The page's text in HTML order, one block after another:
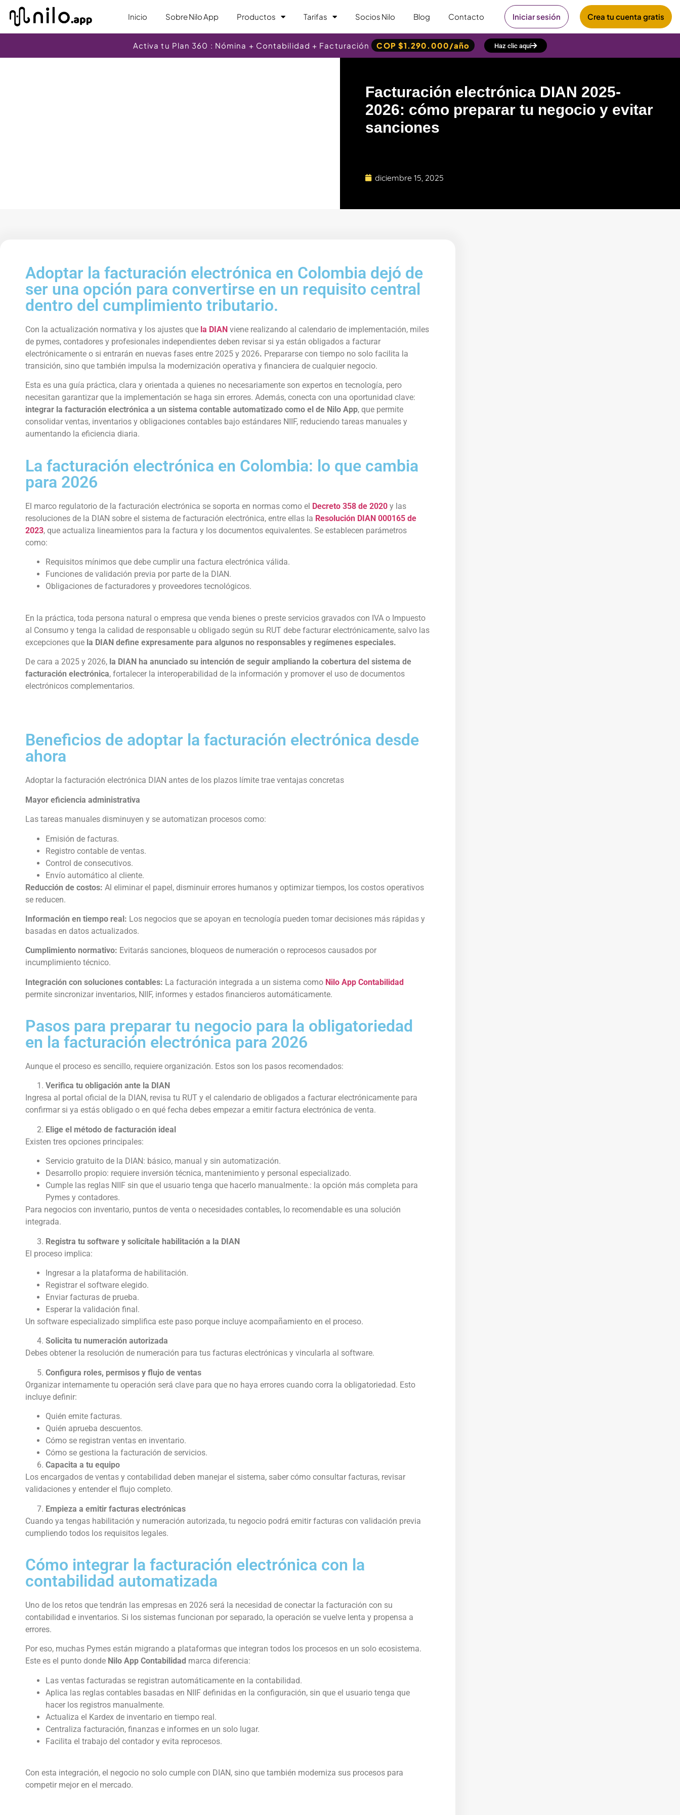
Inicio Sobre Nilo App Productos Tarifas Socios Nilo Blog Contacto Iniciar sesión Crea tu cuenta gratis
Activa tu Plan 360 : Nómina + Contabilidad + Facturación COP $1.290.000/año Haz clic aquí
Facturación electrónica DIAN 2025-
2026: cómo preparar tu negocio y evitar
sanciones
diciembre 15, 2025
Adoptar la facturación electrónica en Colombia dejó de
ser una opción para convertirse en un requisito central
dentro del cumplimiento tributario.
Con la actualización normativa y los ajustes que la DIAN viene realizando al calendario de implementación, miles
de pymes, contadores y profesionales independientes deben revisar si ya están obligados a facturar
electrónicamente o si entrarán en nuevas fases entre 2025 y 2026. Prepararse con tiempo no solo facilita la
transición, sino que también impulsa la modernización operativa y financiera de cualquier negocio.
Esta es una guía práctica, clara y orientada a quienes no necesariamente son expertos en tecnología, pero
necesitan garantizar que la implementación se haga sin errores. Además, conecta con una oportunidad clave:
integrar la facturación electrónica a un sistema contable automatizado como el de Nilo App, que permite
consolidar ventas, inventarios y obligaciones contables bajo estándares NIIF, reduciendo tareas manuales y
aumentando la eficiencia diaria.
La facturación electrónica en Colombia: lo que cambia
para 2026
El marco regulatorio de la facturación electrónica se soporta en normas como el Decreto 358 de 2020 y las
resoluciones de la DIAN sobre el sistema de facturación electrónica, entre ellas la Resolución DIAN 000165 de
2023, que actualiza lineamientos para la factura y los documentos equivalentes. Se establecen parámetros
como:
Requisitos mínimos que debe cumplir una factura electrónica válida.
Funciones de validación previa por parte de la DIAN.
Obligaciones de facturadores y proveedores tecnológicos.
En la práctica, toda persona natural o empresa que venda bienes o preste servicios gravados con IVA o Impuesto
al Consumo y tenga la calidad de responsable u obligado según su RUT debe facturar electrónicamente, salvo las
excepciones que la DIAN define expresamente para algunos no responsables y regímenes especiales.
De cara a 2025 y 2026, la DIAN ha anunciado su intención de seguir ampliando la cobertura del sistema de
facturación electrónica, fortalecer la interoperabilidad de la información y promover el uso de documentos
electrónicos complementarios.
Beneficios de adoptar la facturación electrónica desde
ahora
Adoptar la facturación electrónica DIAN antes de los plazos límite trae ventajas concretas
Mayor eficiencia administrativa
Las tareas manuales disminuyen y se automatizan procesos como:
Emisión de facturas.
Registro contable de ventas.
Control de consecutivos.
Envío automático al cliente.
Reducción de costos: Al eliminar el papel, disminuir errores humanos y optimizar tiempos, los costos operativos
se reducen.
Información en tiempo real: Los negocios que se apoyan en tecnología pueden tomar decisiones más rápidas y
basadas en datos actualizados.
Cumplimiento normativo: Evitarás sanciones, bloqueos de numeración o reprocesos causados por
incumplimiento técnico.
Integración con soluciones contables: La facturación integrada a un sistema como Nilo App Contabilidad
permite sincronizar inventarios, NIIF, informes y estados financieros automáticamente.
Pasos para preparar tu negocio para la obligatoriedad
en la facturación electrónica para 2026
Aunque el proceso es sencillo, requiere organización. Estos son los pasos recomendados:
Verifica tu obligación ante la DIAN
Ingresa al portal oficial de la DIAN, revisa tu RUT y el calendario de obligados a facturar electrónicamente para
confirmar si ya estás obligado o en qué fecha debes empezar a emitir factura electrónica de venta.
Elige el método de facturación ideal
Existen tres opciones principales:
Servicio gratuito de la DIAN: básico, manual y sin automatización.
Desarrollo propio: requiere inversión técnica, mantenimiento y personal especializado.
Cumple las reglas NIIF sin que el usuario tenga que hacerlo manualmente.: la opción más completa para
Pymes y contadores.
Para negocios con inventario, puntos de venta o necesidades contables, lo recomendable es una solución
integrada.
Registra tu software y solicítale habilitación a la DIAN
El proceso implica:
Ingresar a la plataforma de habilitación.
Registrar el software elegido.
Enviar facturas de prueba.
Esperar la validación final.
Un software especializado simplifica este paso porque incluye acompañamiento en el proceso.
Solicita tu numeración autorizada
Debes obtener la resolución de numeración para tus facturas electrónicas y vincularla al software.
Configura roles, permisos y flujo de ventas
Organizar internamente tu operación será clave para que no haya errores cuando corra la obligatoriedad. Esto
incluye definir:
Quién emite facturas.
Quién aprueba descuentos.
Cómo se registran ventas en inventario.
Cómo se gestiona la facturación de servicios.
Capacita a tu equipo
Los encargados de ventas y contabilidad deben manejar el sistema, saber cómo consultar facturas, revisar
validaciones y entender el flujo completo.
Empieza a emitir facturas electrónicas
Cuando ya tengas habilitación y numeración autorizada, tu negocio podrá emitir facturas con validación previa
cumpliendo todos los requisitos legales.
Cómo integrar la facturación electrónica con la
contabilidad automatizada
Uno de los retos que tendrán las empresas en 2026 será la necesidad de conectar la facturación con su
contabilidad e inventarios. Si los sistemas funcionan por separado, la operación se vuelve lenta y propensa a
errores.
Por eso, muchas Pymes están migrando a plataformas que integran todos los procesos en un solo ecosistema.
Este es el punto donde Nilo App Contabilidad marca diferencia:
Las ventas facturadas se registran automáticamente en la contabilidad.
Aplica las reglas contables basadas en NIIF definidas en la configuración, sin que el usuario tenga que
hacer los registros manualmente.
Actualiza el Kardex de inventario en tiempo real.
Centraliza facturación, finanzas e informes en un solo lugar.
Facilita el trabajo del contador y evita reprocesos.
Con esta integración, el negocio no solo cumple con DIAN, sino que también moderniza sus procesos para
competir mejor en el mercado.